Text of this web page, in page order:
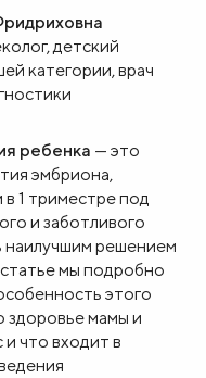
детский
категории, врач
ребенка — это
эмбриона,
1 триместре под
и заботливого
наилучшим решением
мы подробно
этого
здоровье мамы и
что входит в